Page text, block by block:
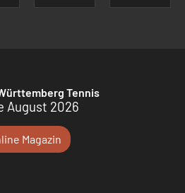
Tennis
August 2026
Magazin